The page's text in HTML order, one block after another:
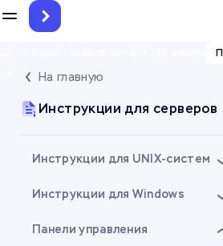
На главную
Инструкции для серверов
Инструкции для UNIX-систем
Инструкции для Windows
Панели управления